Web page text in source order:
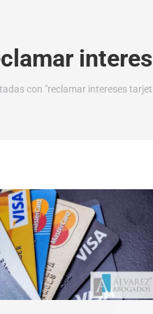
con "reclamar intereses